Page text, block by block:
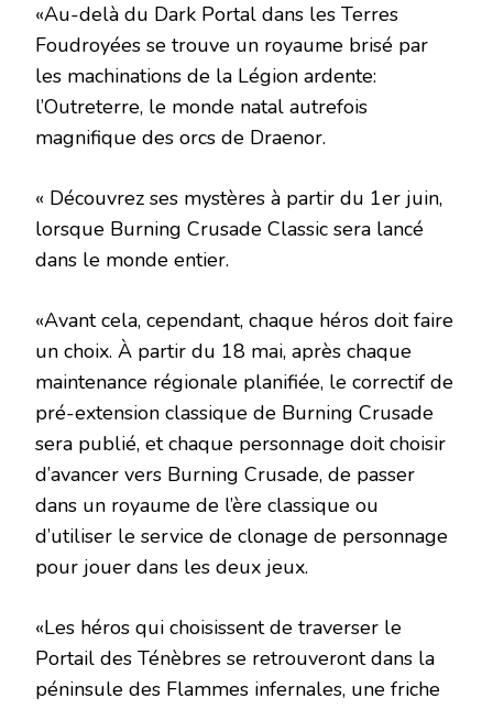
«Au-delà du Dark Portal dans les Terres
Foudroyées se trouve un royaume brisé par
les machinations de la Légion ardente:
l’Outreterre, le monde natal autrefois
magnifique des orcs de Draenor.
« Découvrez ses mystères à partir du 1er juin,
lorsque Burning Crusade Classic sera lancé
dans le monde entier.
«Avant cela, cependant, chaque héros doit faire
un choix. À partir du 18 mai, après chaque
maintenance régionale planifiée, le correctif de
pré-extension classique de Burning Crusade
sera publié, et chaque personnage doit choisir
d’avancer vers Burning Crusade, de passer
dans un royaume de l’ère classique ou
d’utiliser le service de clonage de personnage
pour jouer dans les deux jeux.
«Les héros qui choisissent de traverser le
Portail des Ténèbres se retrouveront dans la
péninsule des Flammes infernales, une friche